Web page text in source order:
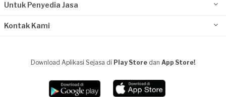
Untuk Penyedia Jasa
Kontak Kami
Download Aplikasi Sejasa di Play Store dan App Store!